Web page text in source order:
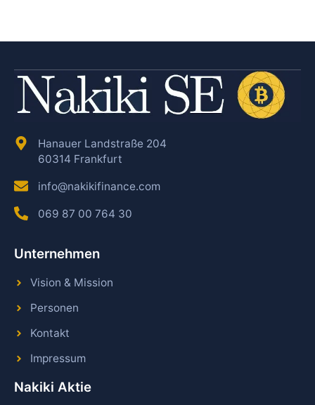
Hanauer Landstraße 204
60314 Frankfurt
info@nakikifinance.com
069 87 00 764 30
Unternehmen
Vision & Mission
Personen
Kontakt
Impressum
Nakiki Aktie